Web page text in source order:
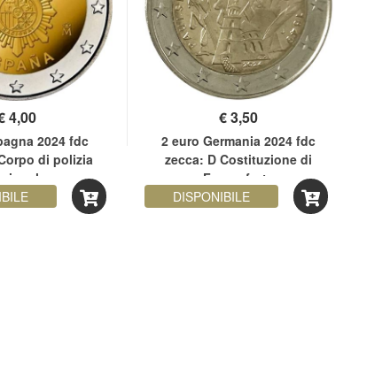
4,00
2024 fdc
di polizia
€3,50
2 euro Germania 2024 fdc
zecca: D Costituzione di
Francoforte
DISPONIBILE